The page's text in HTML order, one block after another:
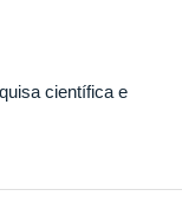
científica e